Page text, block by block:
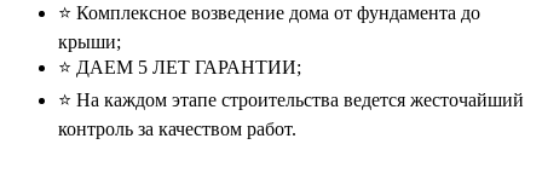
⭐️ Комплексное возведение дома от фундамента до
крыши;
⭐️ ДАЕМ 5 ЛЕТ ГАРАНТИИ;
⭐️ На каждом этапе строительства ведется жесточайший
контроль за качеством работ.